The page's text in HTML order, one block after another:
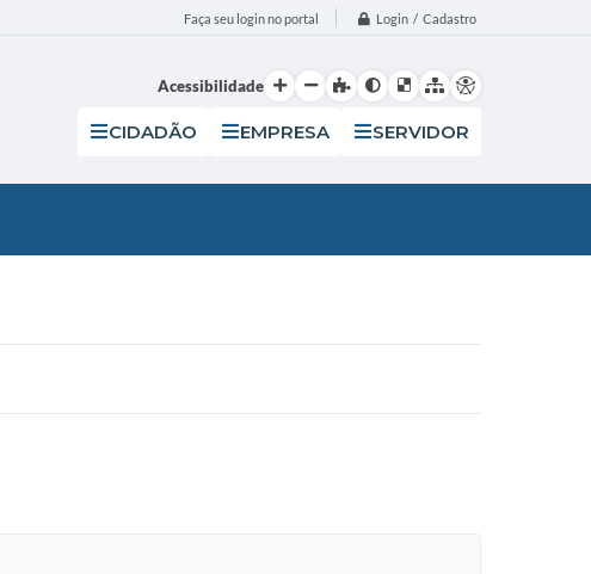
Faça seu login no portal Login / Cadastro
Acessibilidade
CIDADÃO EMPRESA SERVIDOR